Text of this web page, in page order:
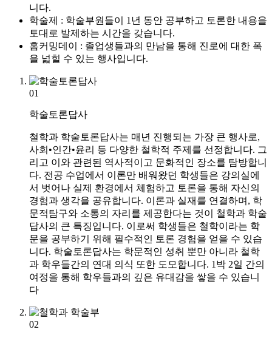
니다.
학술제 : 학술부원들이 1년 동안 공부하고 토론한 내용을
토대로 발제하는 시간을 갖습니다.
홈커밍데이 : 졸업생들과의 만남을 통해 진로에 대한 폭
을 넓힐 수 있는 행사입니다.
01
학술토론답사
철학과 학술토론답사는 매년 진행되는 가장 큰 행사로,
사회•인간•윤리 등 다양한 철학적 주제를 선정합니다. 그
리고 이와 관련된 역사적이고 문화적인 장소를 탐방합니
다. 전공 수업에서 이론만 배워왔던 학생들은 강의실에
서 벗어나 실제 환경에서 체험하고 토론을 통해 자신의
경험과 생각을 공유합니다. 이론과 실재를 연결하며, 학
문적탐구와 소통의 자리를 제공한다는 것이 철학과 학술
답사의 큰 특징입니다. 이로써 학생들은 철학이라는 학
문을 공부하기 위해 필수적인 토론 경험을 얻을 수 있습
니다. 학술토론답사는 학문적인 성취 뿐만 아니라 철학
과 학우들간의 연대 의식 또한 도모합니다. 1박 2일 간의
여정을 통해 학우들과의 깊은 유대감을 쌓을 수 있습니
다
02